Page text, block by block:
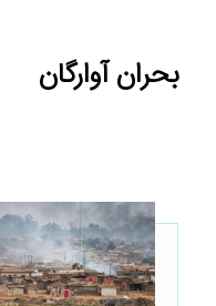
بحران آوارگان